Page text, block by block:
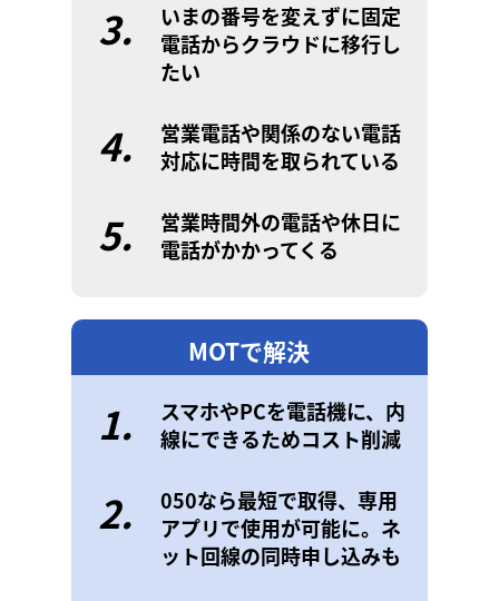
3.
いまの番号を変えずに固定
電話からクラウドに移行し
たい
4.
営業電話や関係のない電話
対応に時間を取られている
5.
営業時間外の電話や休日に
電話がかかってくる
MOTで解決
1.
スマホやPCを電話機に、内
線にできるためコスト削減
2.
050なら最短で取得、専用
アプリで使用が可能に。ネ
ット回線の同時申し込みも